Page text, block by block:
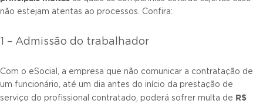
não estejam atentas ao processos. Confira:
1 – Admissão do trabalhador
Com o eSocial, a empresa que não comunicar a contratação de
um funcionário, até um dia antes do início da prestação de
serviço do profissional contratado, poderá sofrer multa de R$